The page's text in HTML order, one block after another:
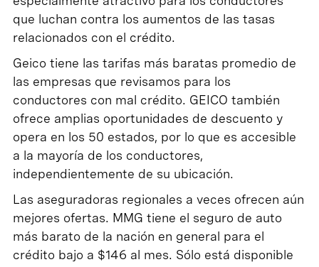
que luchan contra los aumentos de las tasas
relacionados con el crédito.
Geico tiene las tarifas más baratas promedio de
las empresas que revisamos para los
conductores con mal crédito. GEICO también
ofrece amplias oportunidades de descuento y
opera en los 50 estados, por lo que es accesible
a la mayoría de los conductores,
independientemente de su ubicación.
Las aseguradoras regionales a veces ofrecen aún
mejores ofertas. MMG tiene el seguro de auto
más barato de la nación en general para el
crédito bajo a $146 al mes. Sólo está disponible